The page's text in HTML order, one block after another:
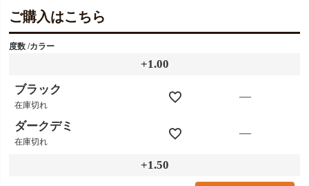
ご購入はこちら
度数 カラー
+1.00
ブラック
在庫切れ
—
ダークデミ
在庫切れ
—
+1.50